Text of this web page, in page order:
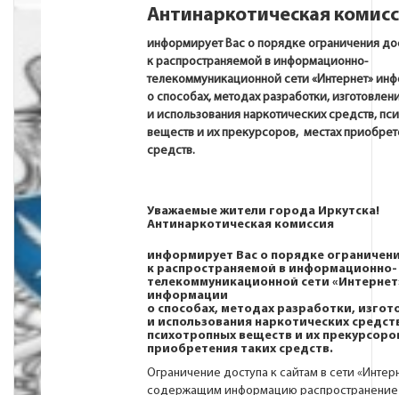
Антинаркотическая
информирует Вас о порядке ограничения
к распространяемой в информационно-
телекоммуникационной сети «Интернет»
о способах, методах разработки,
и использования наркотических средств,
веществ и их прекурсоров, местах
средств.
Уважаемые жители города Иркутска!
Антинаркотическая комиссия
информирует Вас о порядке
к распространяемой в информационно-
телекоммуникационной сети
информации
о способах, методах разработки,
и использования наркотических
психотропных веществ и их
приобретения таких средств.
Ограничение доступа к сайтам в сети
содержащим информацию распространение